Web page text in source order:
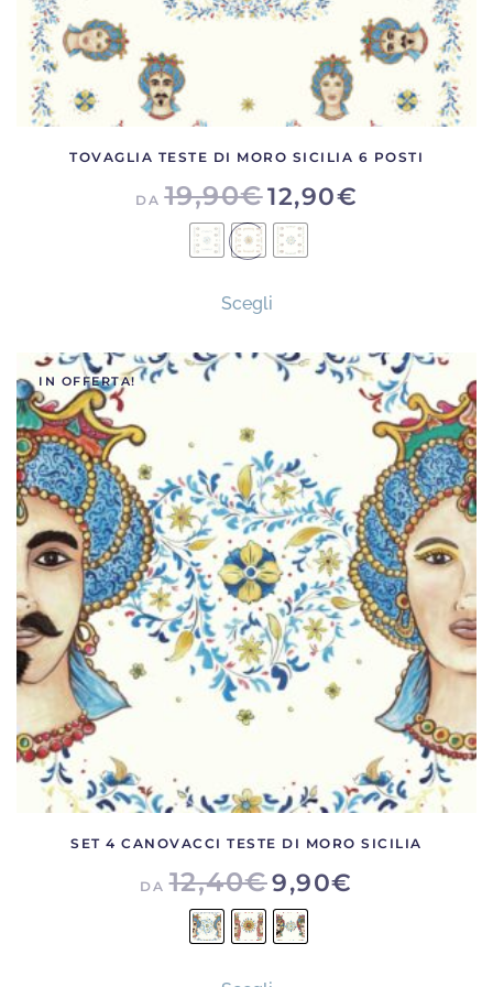
TOVAGLIA TESTE DI MORO SICILIA 6 POSTI
DA19,90€12,90€
Scegliprodotto
più
opzioni
possono
essere
scelte
nella
pagina
del
prodotto
IN OFFERTA!
SET 4 CANOVACCI TESTE DI MORO SICILIA
DA12,40€9,90€